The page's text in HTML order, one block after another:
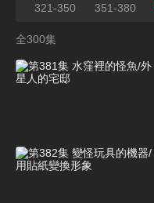
321-350 351-380
全300集